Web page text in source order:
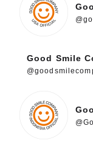
Good Smile